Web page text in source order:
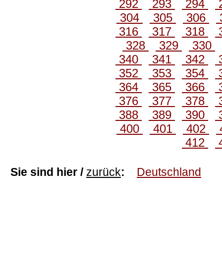
292
293 294
304
305 306
316
317 318
328
329
330
340
341 342
352
353 354
364
365 366
376
377 378
388
389 390
400
401 402
412
Sie sind hier / zurück: Deutschland